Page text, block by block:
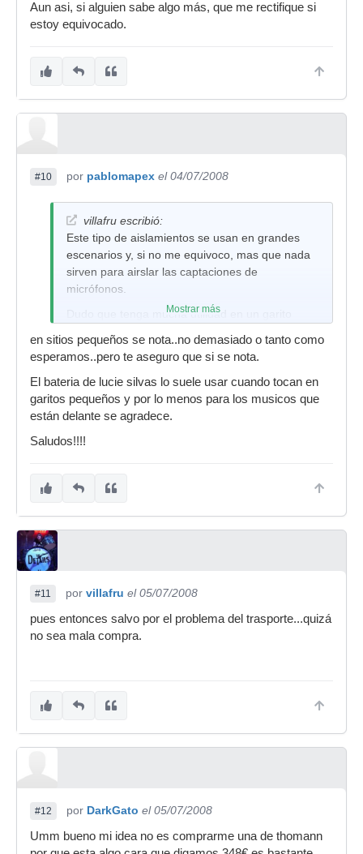
Aun asi, si alguien sabe algo más, que me rectifique si
estoy equivocado.
#10 por pablomapex el 04/07/2008
villafru escribió:
Este tipo de aislamientos se usan en grandes
escenarios y, si no me equivoco, mas que nada
sirven para airslar las captaciones de
micrófonos.
Dudo que tenga mucha utilidad en un garito
"bulla" general que va a producir no se va a ver
especialmente afectada.
Y luego el jaleo que significa trnasportarlas...
Aun asi, si alguien sabe algo más, que me
Mostrar más
en sitios pequeños se nota..no demasiado o tanto como
esperamos..pero te aseguro que si se nota.
El bateria de lucie silvas lo suele usar cuando tocan en
garitos pequeños y por lo menos para los musicos que
están delante se agradece.
Saludos!!!!
#11 por villafru el 05/07/2008
pues entonces salvo por el problema del trasporte...quizá
no sea mala compra.
#12 por DarkGato el 05/07/2008
Umm bueno mi idea no es comprarme una de thomann